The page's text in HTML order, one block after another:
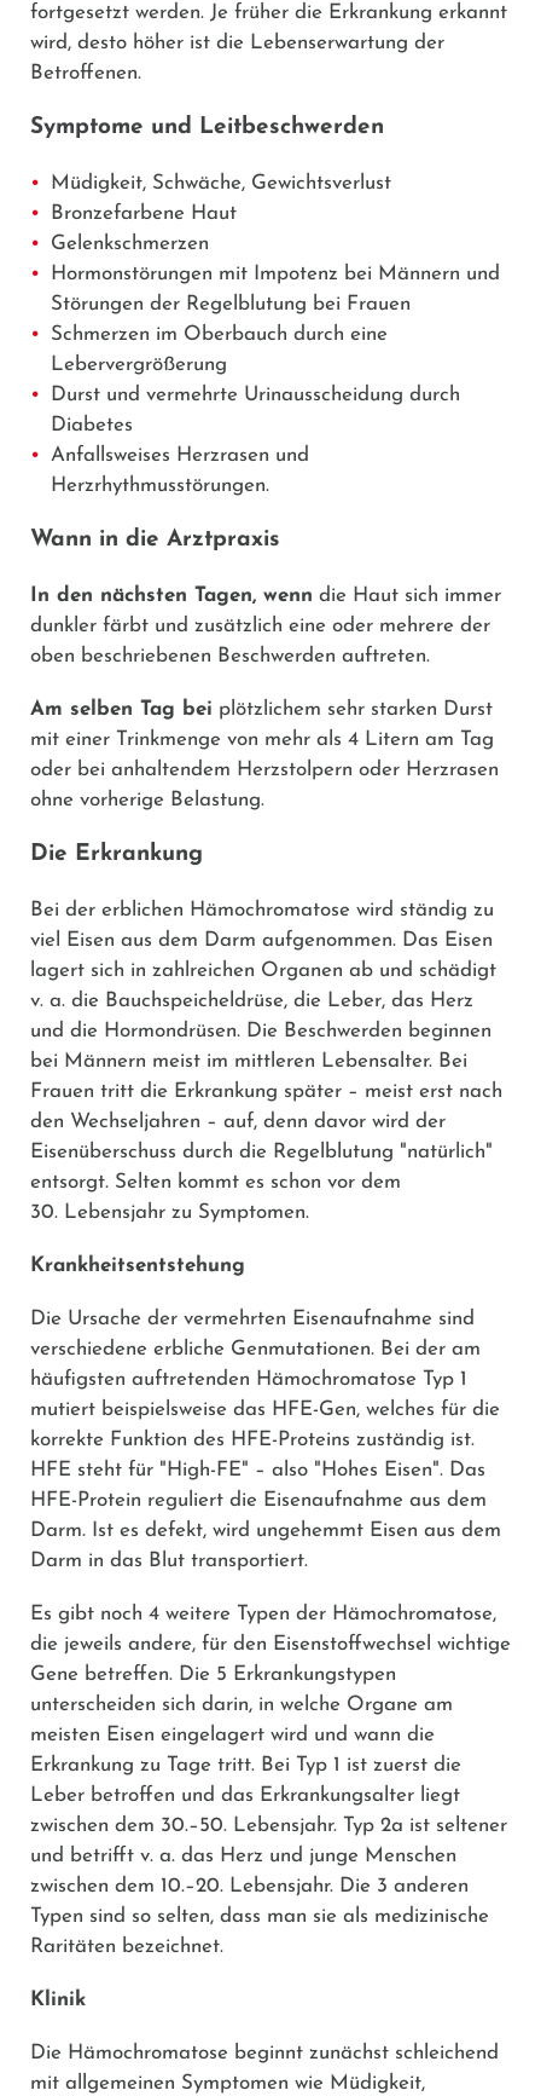
fortgesetzt werden. Je früher die Erkrankung erkannt
wird, desto höher ist die Lebenserwartung der
Betroffenen.
Symptome und Leitbeschwerden
Müdigkeit, Schwäche, Gewichtsverlust
Bronzefarbene Haut
Gelenkschmerzen
Hormonstörungen mit Impotenz bei Männern und
Störungen der Regelblutung bei Frauen
Schmerzen im Oberbauch durch eine
Lebervergrößerung
Durst und vermehrte Urinausscheidung durch
Diabetes
Anfallsweises Herzrasen und
Herzrhythmusstörungen.
Wann in die Arztpraxis
In den nächsten Tagen, wenn die Haut sich immer
dunkler färbt und zusätzlich eine oder mehrere der
oben beschriebenen Beschwerden auftreten.
Am selben Tag bei plötzlichem sehr starken Durst
mit einer Trinkmenge von mehr als 4 Litern am Tag
oder bei anhaltendem Herzstolpern oder Herzrasen
ohne vorherige Belastung.
Die Erkrankung
Bei der erblichen Hämochromatose wird ständig zu
viel Eisen aus dem Darm aufgenommen. Das Eisen
lagert sich in zahlreichen Organen ab und schädigt
v. a. die Bauchspeicheldrüse, die Leber, das Herz
und die Hormondrüsen. Die Beschwerden beginnen
bei Männern meist im mittleren Lebensalter. Bei
Frauen tritt die Erkrankung später – meist erst nach
den Wechseljahren – auf, denn davor wird der
Eisenüberschuss durch die Regelblutung "natürlich"
entsorgt. Selten kommt es schon vor dem
30. Lebensjahr zu Symptomen.
Krankheitsentstehung
Die Ursache der vermehrten Eisenaufnahme sind
verschiedene erbliche Genmutationen. Bei der am
häufigsten auftretenden Hämochromatose Typ 1
mutiert beispielsweise das HFE-Gen, welches für die
korrekte Funktion des HFE-Proteins zuständig ist.
HFE steht für "High-FE" – also "Hohes Eisen". Das
HFE-Protein reguliert die Eisenaufnahme aus dem
Darm. Ist es defekt, wird ungehemmt Eisen aus dem
Darm in das Blut transportiert.
Es gibt noch 4 weitere Typen der Hämochromatose,
die jeweils andere, für den Eisenstoffwechsel wichtige
Gene betreffen. Die 5 Erkrankungstypen
unterscheiden sich darin, in welche Organe am
meisten Eisen eingelagert wird und wann die
Erkrankung zu Tage tritt. Bei Typ 1 ist zuerst die
Leber betroffen und das Erkrankungsalter liegt
zwischen dem 30.–50. Lebensjahr. Typ 2a ist seltener
und betrifft v. a. das Herz und junge Menschen
zwischen dem 10.–20. Lebensjahr. Die 3 anderen
Typen sind so selten, dass man sie als medizinische
Raritäten bezeichnet.
Klinik
Die Hämochromatose beginnt zunächst schleichend
mit allgemeinen Symptomen wie Müdigkeit,